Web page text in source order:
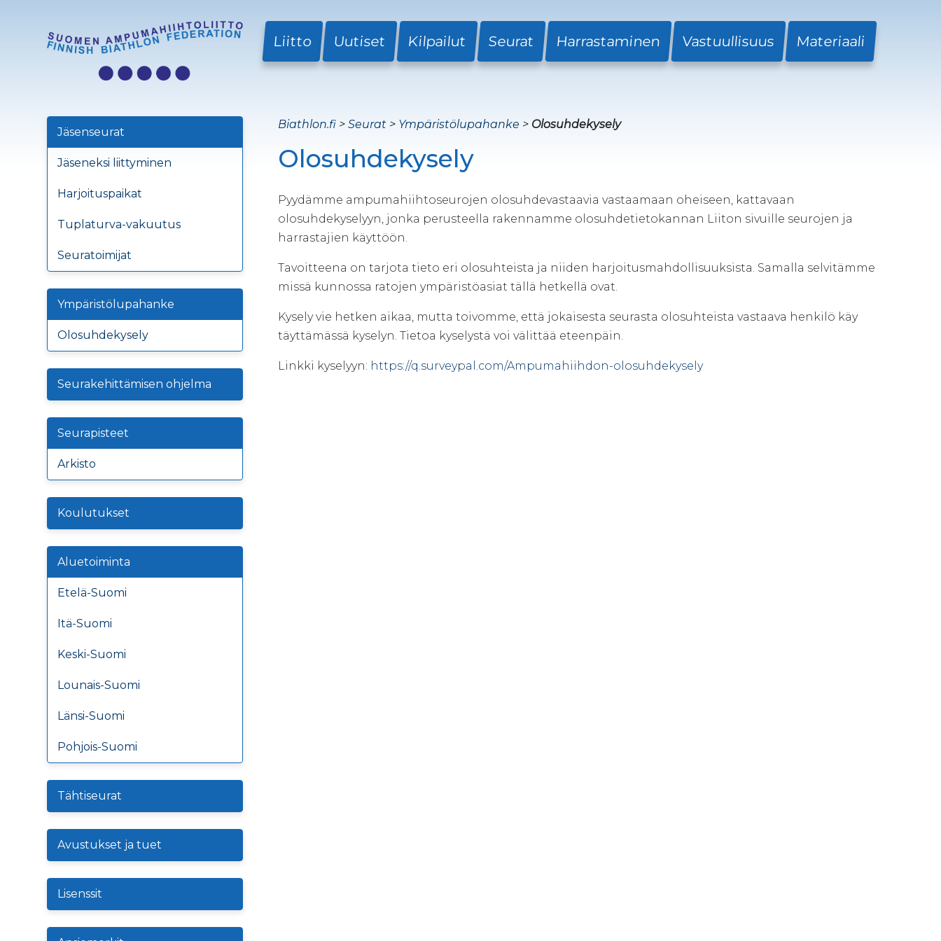
Liitto Uutiset Kilpailut Seurat Harrastaminen Vastuullisuus Materiaali
Jäsenseurat
Jäseneksi liittyminen
Harjoituspaikat
Tuplaturva-vakuutus
Seuratoimijat
Ympäristölupahanke
Olosuhdekysely
Seurakehittämisen ohjelma
Seurapisteet
Arkisto
Koulutukset
Aluetoiminta
Etelä-Suomi
Itä-Suomi
Keski-Suomi
Lounais-Suomi
Länsi-Suomi
Pohjois-Suomi
Tähtiseurat
Avustukset ja tuet
Lisenssit
Biathlon.fi > Seurat > Ympäristölupahanke > Olosuhdekysely
Olosuhdekysely
Pyydämme ampumahiihtoseurojen olosuhdevastaavia vastaamaan oheiseen, kattavaan
olosuhdekyselyyn, jonka perusteella rakennamme olosuhdetietokannan Liiton sivuille seurojen ja
harrastajien käyttöön.
Tavoitteena on tarjota tieto eri olosuhteista ja niiden harjoitusmahdollisuuksista. Samalla selvitämme
missä kunnossa ratojen ympäristöasiat tällä hetkellä ovat.
Kysely vie hetken aikaa, mutta toivomme, että jokaisesta seurasta olosuhteista vastaava henkilö käy
täyttämässä kyselyn. Tietoa kyselystä voi välittää eteenpäin.
Linkki kyselyyn: https://q.surveypal.com/Ampumahiihdon-olosuhdekysely